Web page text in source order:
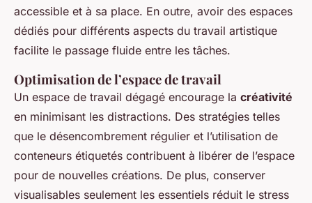
accessible et à sa place. En outre, avoir des espaces
dédiés pour différents aspects du travail artistique
facilite le passage fluide entre les tâches.
Optimisation de l’espace de travail
Un espace de travail dégagé encourage la créativité
en minimisant les distractions. Des stratégies telles
que le désencombrement régulier et l’utilisation de
conteneurs étiquetés contribuent à libérer de l’espace
pour de nouvelles créations. De plus, conserver
visualisables seulement les essentiels réduit le stress